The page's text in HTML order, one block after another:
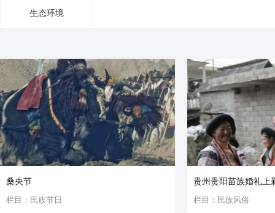
生态环境
桑央节
栏目：民族节日
贵州贵阳苗族婚礼上
栏目：民族风俗